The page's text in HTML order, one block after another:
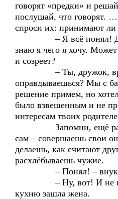
говорят «предки» и
послушай, что говорят.
спроси их: принимают
– Я всё понял!
знаю я чего я хочу.
и созреет?
– Ты, дружок,
оправдываешься? Мы с
решение примем, но
было взвешенным и не
интересам твоих
Запомни, ещё раз:
сам – совершаешь свои
делаешь, как считают
расхлёбываешь чужие.
– Понял! – внук
– Ну, вот! И не
кухню зашла жена.